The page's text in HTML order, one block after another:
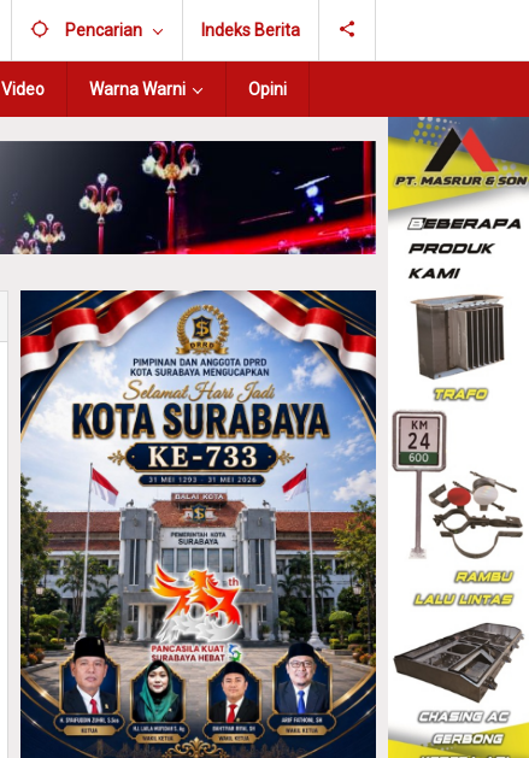
Pencarian Indeks Berita
Video Warna Warni Opini